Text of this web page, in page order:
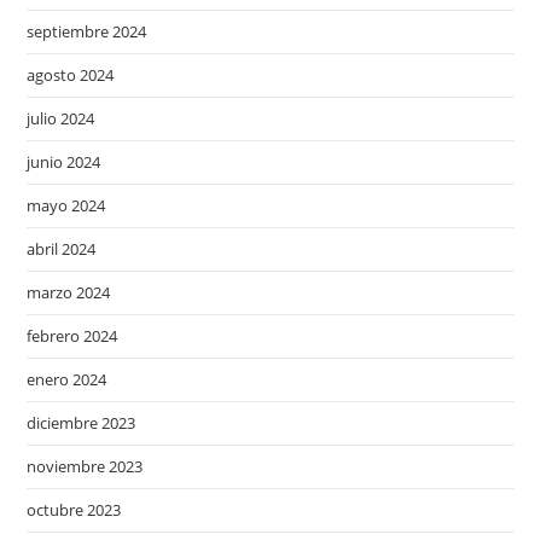
septiembre 2024
agosto 2024
julio 2024
junio 2024
mayo 2024
abril 2024
marzo 2024
febrero 2024
enero 2024
diciembre 2023
noviembre 2023
octubre 2023